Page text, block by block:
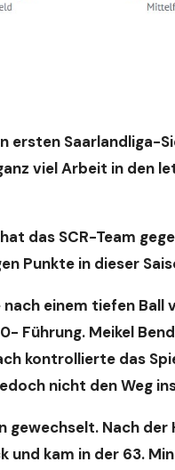
ersten Saarlandliga-
viel Arbeit in den
das SCR-Team
Punkte in dieser
einem tiefen Ball
Führung. Meikel
kontrollierte das
nicht den Weg
gewechselt. Nach
und kam in der 63.